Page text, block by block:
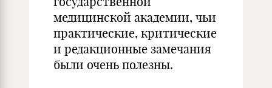
медицинской академии, чьи
практические, критические
и редакционные замечания
были очень полезны.